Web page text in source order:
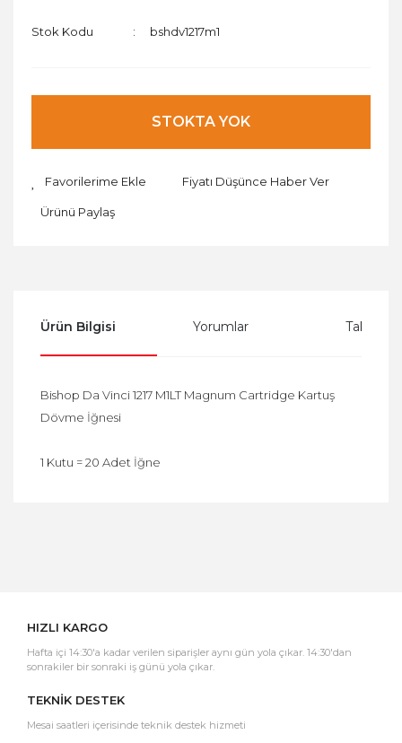
Stok Kodu bshdv1217m1
STOKTA YOK
Fiyatı Düşünce Haber Ver
Ürünü Paylaş
Ürün Bilgisi Yorumlar Taksit
Bishop Da Vinci 1217 M1LT Magnum Cartridge Kartuş
Dövme İğnesi
1 Kutu = 20 Adet İğne
HIZLI KARGO
Hafta içi 14:30'a kadar verilen siparişler aynı gün yola çıkar. 14:30'dan
sonrakiler bir sonraki iş günü yola çıkar.
TEKNİK DESTEK
Mesai saatleri içerisinde teknik destek hizmeti